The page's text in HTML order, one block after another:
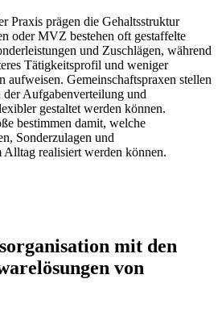
Praxis prägen die Gehaltsstruktur
oder MVZ bestehen oft gestaffelte
und Zuschlägen, während
Tätigkeitsprofil und weniger
aufweisen. Gemeinschaftspraxen stellen
Aufgabenverteilung und
gestaltet werden können.
bestimmen damit, welche
Sonderzulagen und
Alltag realisiert werden können.
mit den
von